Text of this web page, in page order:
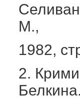
М.,
1982,
2.